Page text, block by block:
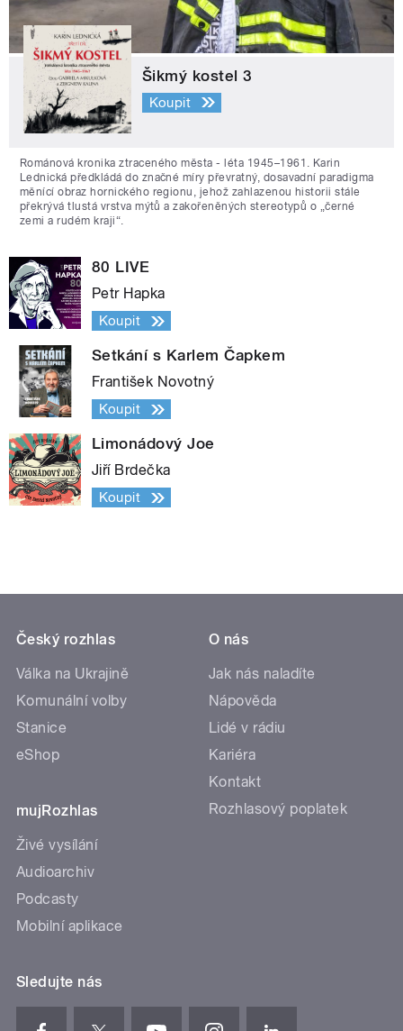
Šikmý kostel 3
Koupit
Románová kronika ztraceného města - léta 1945–1961. Karin
Lednická předkládá do značné míry převratný, dosavadní paradigma
měnící obraz hornického regionu, jehož zahlazenou historii stále
překrývá tlustá vrstva mýtů a zakořeněných stereotypů o „černé
zemi a rudém kraji“.
80 LIVE
Petr Hapka
Koupit
Setkání s Karlem Čapkem
František Novotný
Koupit
Limonádový Joe
Jiří Brdečka
Koupit
Český rozhlas
Válka na Ukrajině
Komunální volby
Stanice
eShop
mujRozhlas
Živé vysílání
Audioarchiv
Podcasty
Mobilní aplikace
O nás
Jak nás naladíte
Nápověda
Lidé v rádiu
Kariéra
Kontakt
Rozhlasový poplatek
Sledujte nás